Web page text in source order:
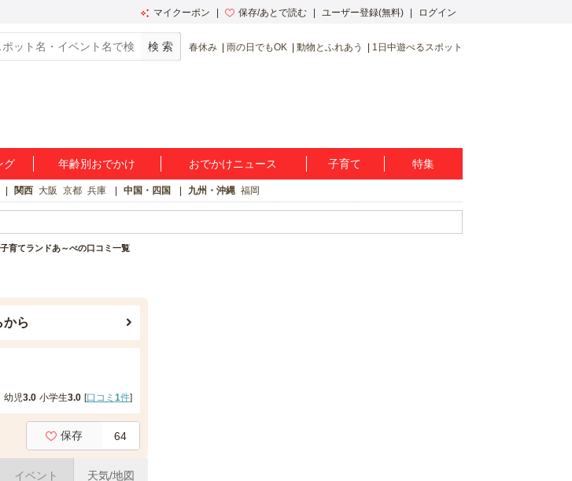
マイクーポン 保存/あとで読む ユーザー登録(無料) ログイン
春休み 雨の日でもOK 動物とふれあう 1日中遊べるスポット
グ 年齢別おでかけ おでかけニュース 子育て 特集
関西 大阪 京都 兵庫 中国・四国 九州・沖縄 福岡
子育てランドあ～べの口コミ一覧
から
幼児3.0 小学生3.0 [口コミ 1件]
保存 64
イベント 天気/地図